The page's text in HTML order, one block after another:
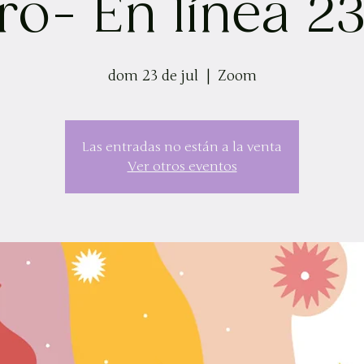
En línea
dom 23 de jul Zoom
Las entradas no están a la venta
Ver otros eventos